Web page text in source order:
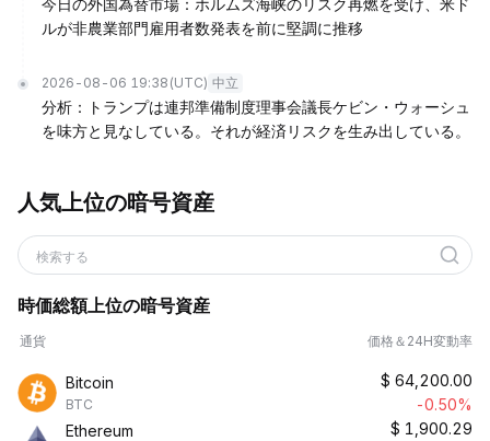
今日の外国為替市場：ホルムズ海峡のリスク再燃を受け、米ド
ルが非農業部門雇用者数発表を前に堅調に推移
2026-08-06 19:38 (UTC) 中立
分析：トランプは連邦準備制度理事会議長ケビン・ウォーシュ
を味方と見なしている。それが経済リスクを生み出している。
人気上位の暗号資産
検索する
時価総額上位の暗号資産
通貨 価格＆24H変動率
Bitcoin
BTC
$ 64,200.00
-0.50%
Ethereum
$ 1,900.29